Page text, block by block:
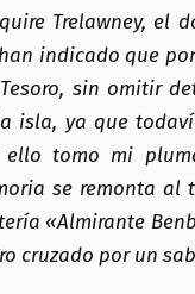
Trelawney, el
indicado que
sin omitir
isla, ya que
ello tomo mi
se remonta al
«Almirante
cruzado por un